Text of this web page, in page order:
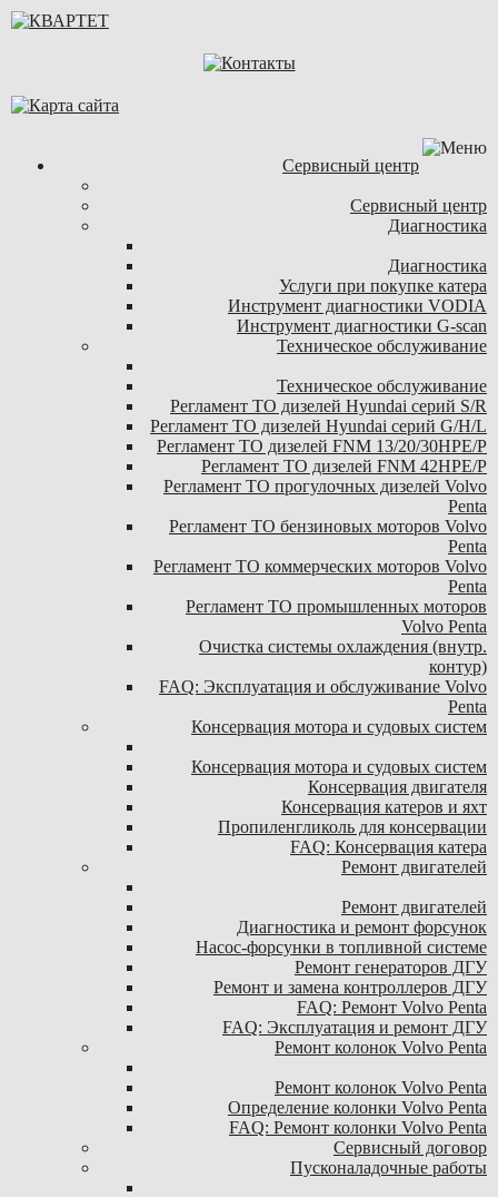
Сервисный центр
Сервисный центр
Диагностика
Диагностика
Услуги при покупке катера
Инструмент диагностики VODIA
Инструмент диагностики G-scan
Техническое обслуживание
Техническое обслуживание
Регламент ТО дизелей Hyundai серий S/R
Регламент ТО дизелей Hyundai серий G/H/L
Регламент ТО дизелей FNM 13/20/30HPE/P
Регламент ТО дизелей FNM 42HPE/P
Регламент ТО прогулочных дизелей Volvo
Penta
Регламент ТО бензиновых моторов Volvo
Penta
Регламент ТО коммерческих моторов Volvo
Penta
Регламент ТО промышленных моторов
Volvo Penta
Очистка системы охлаждения (внутр.
контур)
FAQ: Эксплуатация и обслуживание Volvo
Penta
Консервация мотора и судовых систем
Консервация мотора и судовых систем
Консервация двигателя
Консервация катеров и яхт
Пропиленгликоль для консервации
FAQ: Консервация катера
Ремонт двигателей
Ремонт двигателей
Диагностика и ремонт форсунок
Насос-форсунки в топливной системе
Ремонт генераторов ДГУ
Ремонт и замена контроллеров ДГУ
FAQ: Ремонт Volvo Penta
FAQ: Эксплуатация и ремонт ДГУ
Ремонт колонок Volvo Penta
Ремонт колонок Volvo Penta
Определение колонки Volvo Penta
FAQ: Ремонт колонки Volvo Penta
Сервисный договор
Пусконаладочные работы